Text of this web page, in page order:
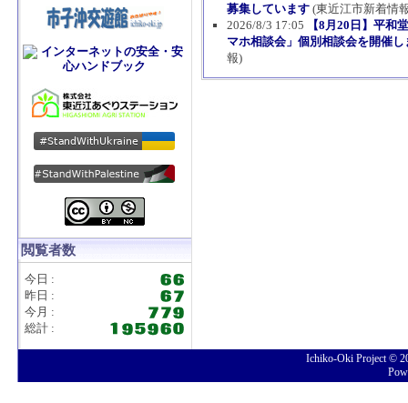
閲覧者数
今日 :
昨日 :
今月 :
総計 :
募集しています(東近江市新着情
2026/8/3 17:05
【8月20日】平和
マホ相談会」個別相談会を開催し
報)
Ichiko-Oki Project ©